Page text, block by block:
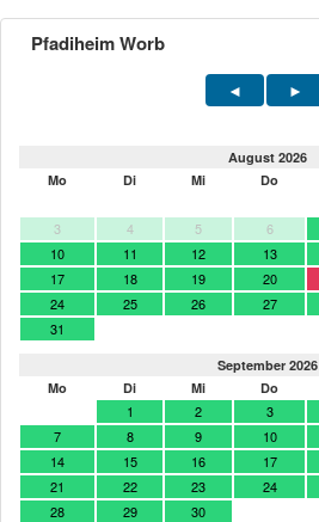
Pfadiheim Worb
August 2026
Mo
Di Mi Do
3
4 5 6
10
11 12 13
17
18 19 20
24
25 26 27
31
September 2026
Mo
Di Mi Do
1 2 3
7
8 9 10
14
15 16 17
21
22 23 24
28
29
30